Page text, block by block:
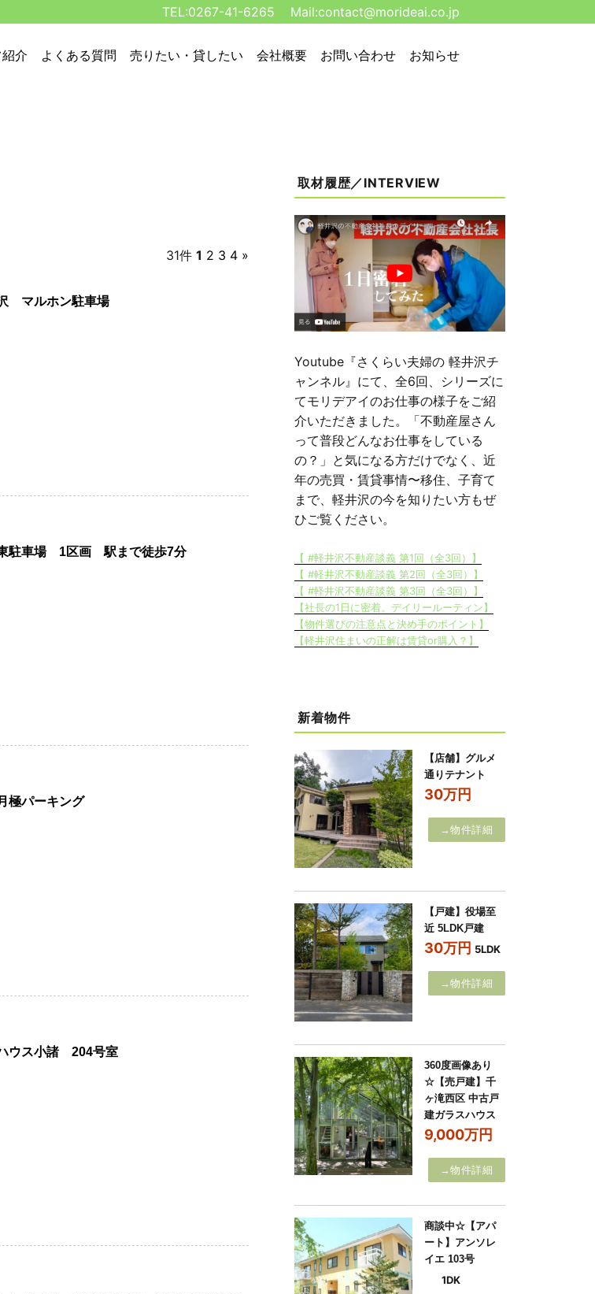
TEL:0267-41-6265 Mail:contact@morideai.co.jp
介 よくある質問 売りたい・貸したい 会社概要 お問い合わせ お知らせ
31件1 2 3 4 »
マルホン駐車場
東駐車場 1区画 駅まで徒歩7分
極パーキング
ウス小諸 204号室
取材履歴／INTERVIEW
Youtube『さくらい夫婦の 軽井沢チ
ャンネル』にて、全6回、シリーズに
てモリデアイのお仕事の様子をご紹
介いただきました。「不動産屋さん
って普段どんなお仕事をしている
の？」と気になる方だけでなく、近
年の売買・賃貸事情〜移住、子育て
まで、軽井沢の今を知りたい方もぜ
ひご覧ください。
【 #軽井沢不動産談義 第1回（全3回）】
【 #軽井沢不動産談義 第2回（全3回）】
【 #軽井沢不動産談義 第3回（全3回）】
【社長の1日に密着。デイリールーティン】
【物件選びの注意点と決め手のポイント】
【軽井沢住まいの正解は賃貸or購入？】
新着物件
【店舗】グルメ
通りテナント
30万円
→物件詳細
【戸建】役場至
近 5LDK戸建
30万円 5LDK
→物件詳細
360度画像あり
☆【売戸建】千
ヶ滝西区 中古戸
建ガラスハウス
9,000万円
→物件詳細
商談中☆【アパ
ート】アンソレ
イエ 103号
1DK